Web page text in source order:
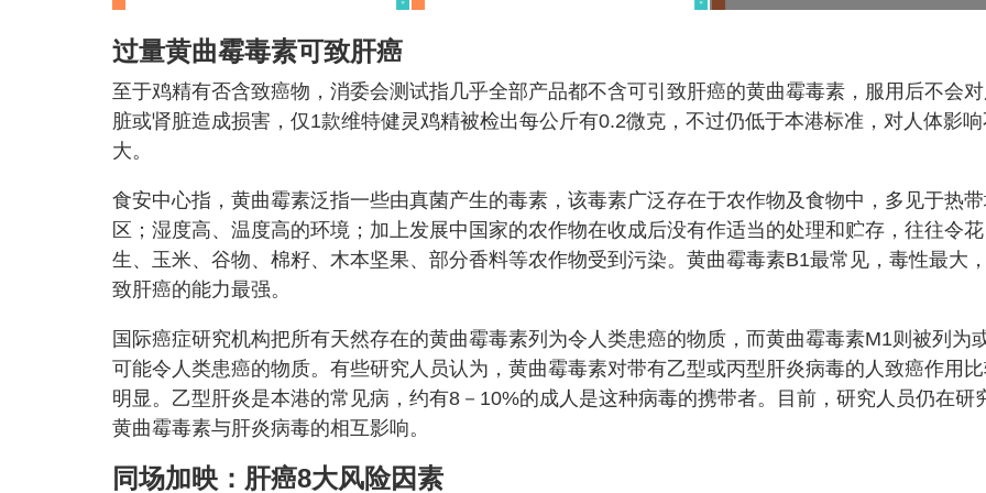
过量黄曲霉毒素可致肝癌
至于鸡精有否含致癌物，消委会测试指几乎全部产品都不含可引致肝癌的黄曲霉毒素，服用后不会
脏或肾脏造成损害，仅1款维特健灵鸡精被检出每公斤有0.2微克，不过仍低于本港标准，对人体影响
大。
食安中心指，黄曲霉素泛指一些由真菌产生的毒素，该毒素广泛存在于农作物及食物中，多见于热
区；湿度高、温度高的环境；加上发展中国家的农作物在收成后没有作适当的处理和贮存，往往令花
生、玉米、谷物、棉籽、木本坚果、部分香料等农作物受到污染。黄曲霉毒素B1最常见，毒性最大，
致肝癌的能力最强。
国际癌症研究机构把所有天然存在的黄曲霉毒素列为令人类患癌的物质，而黄曲霉毒素M1则被列为
可能令人类患癌的物质。有些研究人员认为，黄曲霉毒素对带有乙型或丙型肝炎病毒的人致癌作用
明显。乙型肝炎是本港的常见病，约有8－10%的成人是这种病毒的携带者。目前，研究人员仍在研
黄曲霉毒素与肝炎病毒的相互影响。
同场加映：肝癌8大风险因素